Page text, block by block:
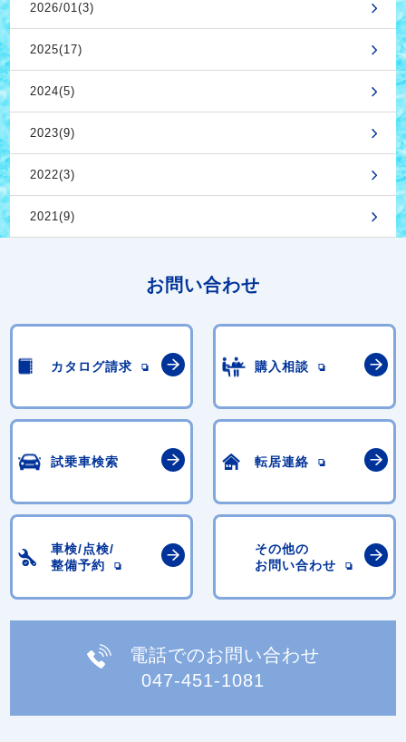
2026/01(3)
2025(17)
2024(5)
2023(9)
2022(3)
2021(9)
お問い合わせ
カタログ請求 購入相談
試乗車検索 転居連絡
車検/点検/
整備予約
その他の
お問い合わせ
電話でのお問い合わせ
047-451-1081